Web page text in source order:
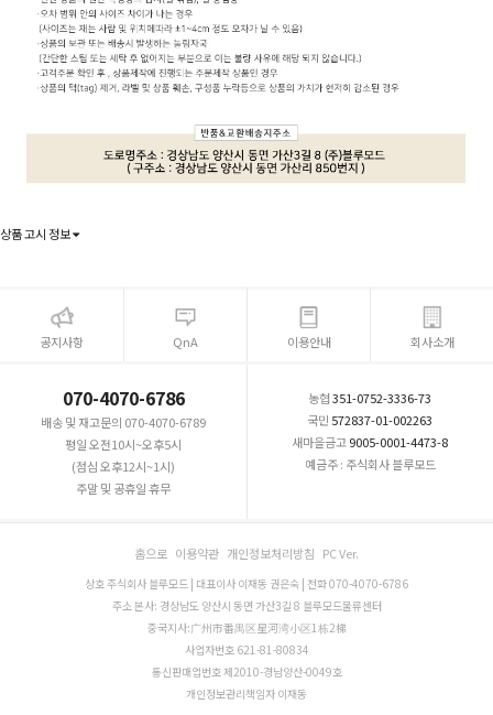
상품 고시 정보
공지사항 QnA 이용안내 회사소개
070-4070-6786
배송 및 재고문의 070-4070-6789
평일 오전10시~오후5시
(점심 오후12시~1시)
주말 및 공휴일 휴무
농협351-0752-3336-73
국민 572837-01-002263
새마을금고9005-0001-4473-8
예금주 : 주식회사 블루모드
홈으로 이용약관 개인정보처리방침 PC Ver.
상호 주식회사 블루모드 | 대표이사 이재동 권은숙 | 전화 070-4070-6786
주소 본사: 경상남도 양산시 동면 가산3길 8 블루모드물류센터
중국지사:广州市番禺区星河湾小区1栋2梯
사업자번호 621-81-80834
통신판매업번호 제2010-경남양산-0049호
개인정보관리책임자 이재동